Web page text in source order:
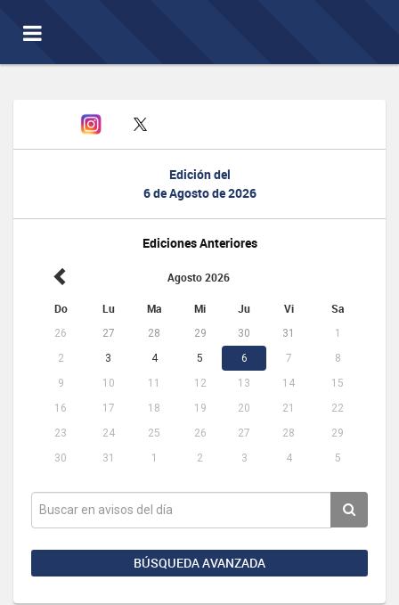
Toggle
navigation
Edición del
6 de Agosto de 2026
Ediciones Anteriores
Agosto 2026
Do Lu Ma Mi Ju Vi Sa
26 27 28 29 30 31
1
2
3 4 5 6 7
8
9
10 11 12 13 14
15
16
17 18 19 20 21
22
23
24 25 26 27 28
29
30
31 1 2 3 4 5
BÚSQUEDA AVANZADA